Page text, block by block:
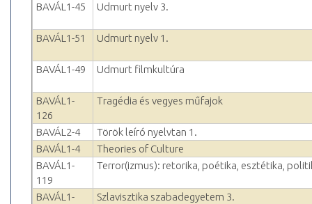
BAVÁL1-45
Udmurt nyelv 3.
BAVÁL1-51 Udmurt nyelv 1.
BAVÁL1-49 Udmurt filmkultúra
BAVÁL1-
126
Tragédia és vegyes műfajok
BAVÁL2-4
Török leíró nyelvtan 1.
BAVÁL1-4
Theories of Culture
BAVÁL1-
119
Terror(izmus): retorika, poétika, esztétika,
BAVÁL1-
Szlavisztika szabadegyetem 3.